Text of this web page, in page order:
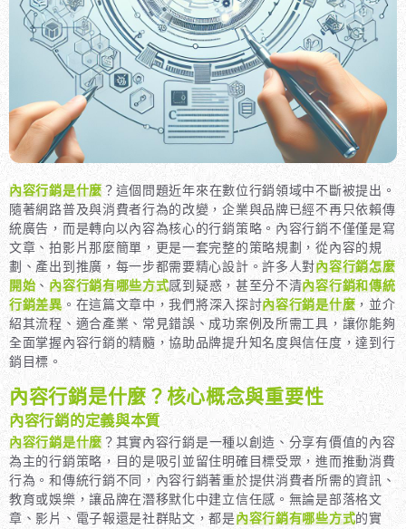
內容行銷是什麼？這個問題近年來在數位行銷領域中不斷被提出。
隨著網路普及與消費者行為的改變，企業與品牌已經不再只依賴傳
統廣告，而是轉向以內容為核心的行銷策略。內容行銷不僅僅是寫
文章、拍影片那麼簡單，更是一套完整的策略規劃，從內容的規
劃、產出到推廣，每一步都需要精心設計。許多人對內容行銷怎麼
開始 、內容行銷有哪些方式感到疑惑，甚至分不清內容行銷和傳統
行銷差異。在這篇文章中，我們將深入探討內容行銷是什麼 ，並介
紹其流程、適合產業、常見錯誤、成功案例及所需工具，讓你能夠
全面掌握內容行銷的精髓，協助品牌提升知名度與信任度，達到行
銷目標。
內容行銷是什麼？核心概念與重要性
內容行銷的定義與本質
內容行銷是什麼？其實內容行銷是一種以創造、分享有價值的內容
為主的行銷策略，目的是吸引並留住明確目標受眾，進而推動消費
行為。和傳統行銷不同，內容行銷著重於提供消費者所需的資訊、
教育或娛樂，讓品牌在潛移默化中建立信任感。無論是部落格文
章、影片、電子報還是社群貼文，都是內容行銷有哪些方式的實